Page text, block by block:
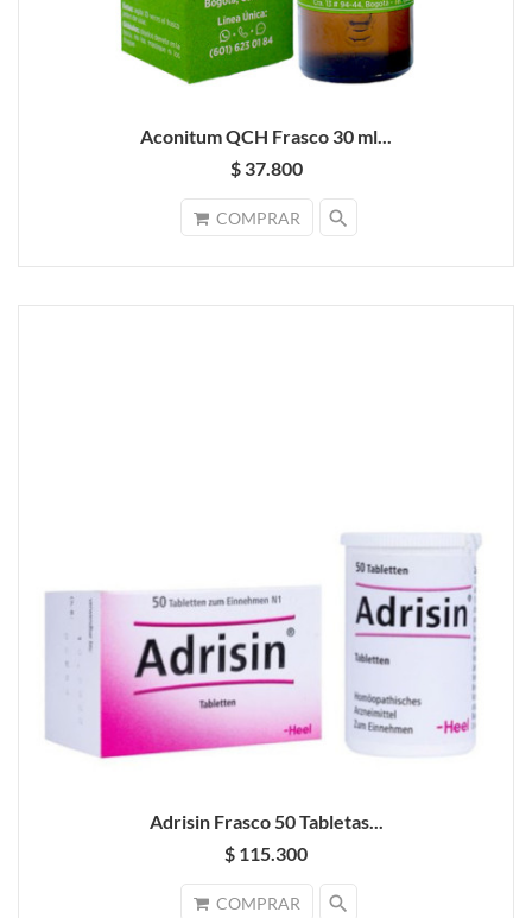
Aconitum QCH Frasco 30 ml...
$ 37.800
COMPRAR search
Adrisin Frasco 50 Tabletas...
$ 115.300
COMPRAR search